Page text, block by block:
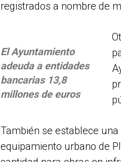
registrados a nombre de
El Ayuntamiento
adeuda a entidades
bancarias 13,8
millones de euros
También se establece
equipamiento urbano de